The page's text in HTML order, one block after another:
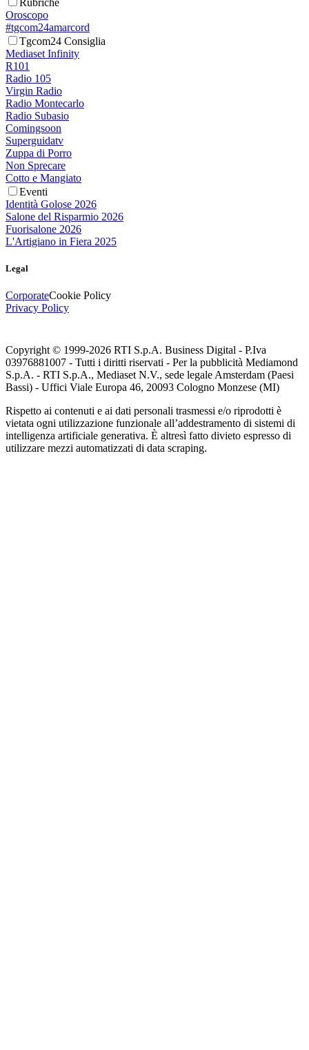
Oroscopo
#tgcom24amarcord
Tgcom24 Consiglia
Mediaset Infinity
R101
Radio 105
Virgin Radio
Radio Montecarlo
Radio Subasio
Comingsoon
Superguidatv
Zuppa di Porro
Non Sprecare
Cotto e Mangiato
Eventi
Identità Golose 2026
Salone del Risparmio 2026
Fuorisalone 2026
L'Artigiano in Fiera 2025
Legal
CorporateCookie Policy
Privacy Policy
Copyright © 1999-2026 RTI S.p.A. Business Digital - P.Iva
03976881007 - Tutti i diritti riservati - Per la pubblicità Mediamond
S.p.A. - RTI S.p.A., Mediaset N.V., sede legale Amsterdam (Paesi
Bassi) - Uffici Viale Europa 46, 20093 Cologno Monzese (MI)
Rispetto ai contenuti e ai dati personali trasmessi e/o riprodotti è
vietata ogni utilizzazione funzionale all’addestramento di sistemi di
intelligenza artificiale generativa. È altresì fatto divieto espresso di
utilizzare mezzi automatizzati di data scraping.